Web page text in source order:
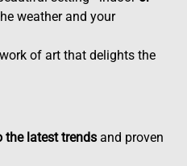
weather and your
of art that delights the
the latest trends and proven